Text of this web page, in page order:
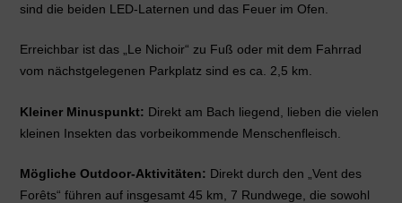
sind die beiden LED-Laternen und das Feuer im Ofen.
Erreichbar ist das „Le Nichoir“ zu Fuß oder mit dem Fahrrad
vom nächstgelegenen Parkplatz sind es ca. 2,5 km.
Kleiner Minuspunkt: Direkt am Bach liegend, lieben die vielen
kleinen Insekten das vorbeikommende Menschenfleisch.
Mögliche Outdoor-Aktivitäten: Direkt durch den „Vent des
Forêts“ führen auf insgesamt 45 km, 7 Rundwege, die sowohl